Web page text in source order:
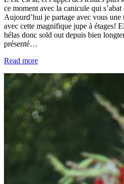
ce moment avec la canicule qui
Aujourd’hui je partage avec vous une
avec cette magnifique jupe à étages!
hélas donc sold out depuis bien
présenté…
Read more